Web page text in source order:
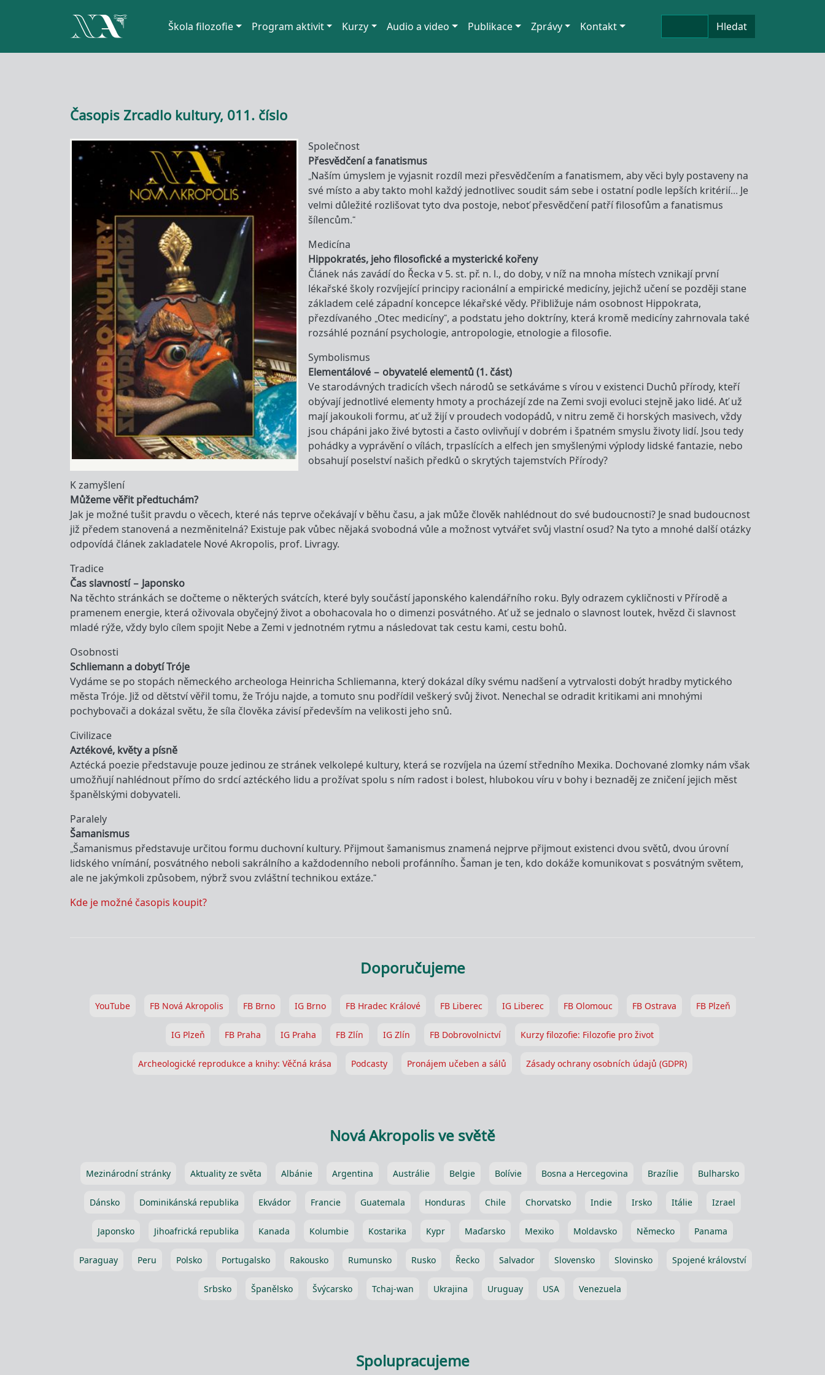
Hlavní navigace
Škola filozofie Program aktivit Kurzy Audio a video Publikace Zprávy Kontakt Hledat
Hledat
Časopis Zrcadlo kultury, 011. číslo
Společnost
Přesvědčení a fanatismus
„Naším úmyslem je vyjasnit rozdíl mezi přesvědčením a fanatismem, aby věci byly postaveny na
své místo a aby takto mohl každý jednotlivec soudit sám sebe i ostatní podle lepších kritérií… Je
velmi důležité rozlišovat tyto dva postoje, neboť přesvědčení patří filosofům a fanatismus
šílencům.“
Medicína
Hippokratés, jeho filosofické a mysterické kořeny
Článek nás zavádí do Řecka v 5. st. př. n. l., do doby, v níž na mnoha místech vznikají první
lékařské školy rozvíjející principy racionální a empirické medicíny, jejichž učení se později stane
základem celé západní koncepce lékařské vědy. Přibližuje nám osobnost Hippokrata,
přezdívaného „Otec medicíny“, a podstatu jeho doktríny, která kromě medicíny zahrnovala také
rozsáhlé poznání psychologie, antropologie, etnologie a filosofie.
Symbolismus
Elementálové – obyvatelé elementů (1. část)
Ve starodávných tradicích všech národů se setkáváme s vírou v existenci Duchů přírody, kteří
obývají jednotlivé elementy hmoty a procházejí zde na Zemi svoji evoluci stejně jako lidé. Ať už
mají jakoukoli formu, ať už žijí v proudech vodopádů, v nitru země či horských masivech, vždy
jsou chápáni jako živé bytosti a často ovlivňují v dobrém i špatném smyslu životy lidí. Jsou tedy
pohádky a vyprávění o vílách, trpaslících a elfech jen smyšlenými výplody lidské fantazie, nebo
obsahují poselství našich předků o skrytých tajemstvích Přírody?
K zamyšlení
Můžeme věřit předtuchám?
Jak je možné tušit pravdu o věcech, které nás teprve očekávají v běhu času, a jak může člověk nahlédnout do své budoucnosti? Je snad budoucnost
již předem stanovená a nezměnitelná? Existuje pak vůbec nějaká svobodná vůle a možnost vytvářet svůj vlastní osud? Na tyto a mnohé další otázky
odpovídá článek zakladatele Nové Akropolis, prof. Livragy.
Tradice
Čas slavností – Japonsko
Na těchto stránkách se dočteme o některých svátcích, které byly součástí japonského kalendářního roku. Byly odrazem cykličnosti v Přírodě a
pramenem energie, která oživovala obyčejný život a obohacovala ho o dimenzi posvátného. Ať už se jednalo o slavnost loutek, hvězd či slavnost
mladé rýže, vždy bylo cílem spojit Nebe a Zemi v jednotném rytmu a následovat tak cestu kami, cestu bohů.
Osobnosti
Schliemann a dobytí Tróje
Vydáme se po stopách německého archeologa Heinricha Schliemanna, který dokázal díky svému nadšení a vytrvalosti dobýt hradby mytického
města Tróje. Již od dětství věřil tomu, že Tróju najde, a tomuto snu podřídil veškerý svůj život. Nenechal se odradit kritikami ani mnohými
pochybovači a dokázal světu, že síla člověka závisí především na velikosti jeho snů.
Civilizace
Aztékové, květy a písně
Aztécká poezie představuje pouze jedinou ze stránek velkolepé kultury, která se rozvíjela na území středního Mexika. Dochované zlomky nám však
umožňují nahlédnout přímo do srdcí aztéckého lidu a prožívat spolu s ním radost i bolest, hlubokou víru v bohy i beznaděj ze zničení jejich měst
španělskými dobyvateli.
Paralely
Šamanismus
„Šamanismus představuje určitou formu duchovní kultury. Přijmout šamanismus znamená nejprve přijmout existenci dvou světů, dvou úrovní
lidského vnímání, posvátného neboli sakrálního a každodenního neboli profánního. Šaman je ten, kdo dokáže komunikovat s posvátným světem,
ale ne jakýmkoli způsobem, nýbrž svou zvláštní technikou extáze.“
Kde je možné časopis koupit?
Doporučujeme
YouTube FB Nová Akropolis FB Brno IG Brno FB Hradec Králové FB Liberec IG Liberec FB Olomouc FB Ostrava FB Plzeň
IG Plzeň FB Praha IG Praha FB Zlín IG Zlín FB Dobrovolnictví Kurzy filozofie: Filozofie pro život
Archeologické reprodukce a knihy: Věčná krása Podcasty Pronájem učeben a sálů Zásady ochrany osobních údajů (GDPR)
Nová Akropolis ve světě
Mezinárodní stránky Aktuality ze světa Albánie Argentina Austrálie Belgie Bolívie Bosna a Hercegovina Brazílie Bulharsko
Dánsko Dominikánská republika Ekvádor Francie Guatemala Honduras Chile Chorvatsko Indie Irsko Itálie Izrael
Japonsko Jihoafrická republika Kanada Kolumbie Kostarika Kypr Maďarsko Mexiko Moldavsko Německo Panama
Paraguay Peru Polsko Portugalsko Rakousko Rumunsko Rusko Řecko Salvador Slovensko Slovinsko Spojené království
Srbsko Španělsko Švýcarsko Tchaj-wan Ukrajina Uruguay USA Venezuela
Spolupracujeme